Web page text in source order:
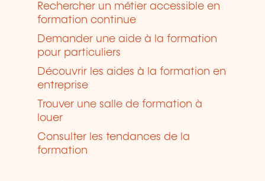
Rechercher un métier accessible en
formation continue
Demander une aide à la formation
pour particuliers
Découvrir les aides à la formation en
entreprise
Trouver une salle de formation à
louer
Consulter les tendances de la
formation